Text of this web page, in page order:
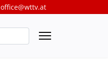
office@wttv.at